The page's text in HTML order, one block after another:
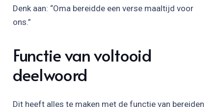
Denk aan: “Oma bereidde een verse maaltijd voor
ons.”
Functie van voltooid
deelwoord
Dit heeft alles te maken met de functie van bereiden